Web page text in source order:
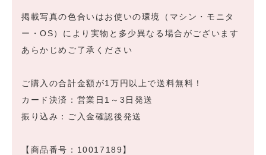
掲載写真の色合いはお使いの環境（マシン・モニタ
ー・OS）により実物と多少異なる場合がございます
あらかじめご了承ください
ご購入の合計金額が1万円以上で送料無料！
カード決済：営業日1～3日発送
振り込み：ご入金確認後発送
【商品番号：10017189】